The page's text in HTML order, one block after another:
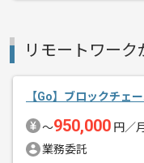
その他募集要項
リモートワー
【Go】ブロックチェ
〜950,000 円／月
業務委託